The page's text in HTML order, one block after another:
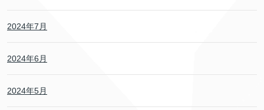
2024年7月
2024年6月
2024年5月